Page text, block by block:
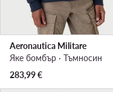
Aeronautica Militare
Яке бомбър · Тъмносин
283,99€